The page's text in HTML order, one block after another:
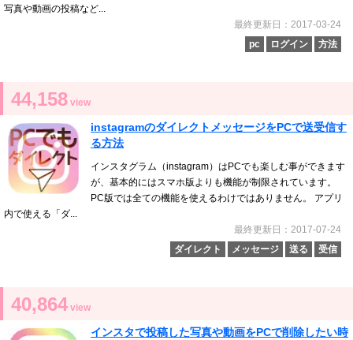
写真や動画の投稿など...
最終更新日：2017-03-24
pc
ログイン 方法
44,158 view
instagramのダイレクトメッセージをPCで送受信す
る方法
インスタグラム（instagram）はPCでも楽しむ事ができます
が、基本的にはスマホ版よりも機能が制限されています。
PC版では全ての機能を使えるわけではありません。 アプリ
内で使える「ダ...
最終更新日：2017-07-24
ダイレクト
メッセージ 送る 受信
40,864 view
インスタで投稿した写真や動画をPCで削除したい時